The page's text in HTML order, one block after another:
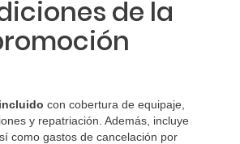
de la
con cobertura de equipaje,
y repatriación. Además, incluye
como gastos de cancelación por